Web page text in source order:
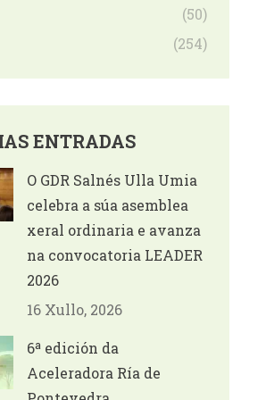
(50)
(254)
ENTRADAS
O GDR Salnés Ulla Umia
celebra a súa asemblea
xeral ordinaria e avanza
na convocatoria LEADER
2026
16 Xullo, 2026
6ª edición da
Aceleradora Ría de